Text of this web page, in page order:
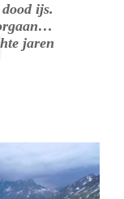
ijs.
jaren